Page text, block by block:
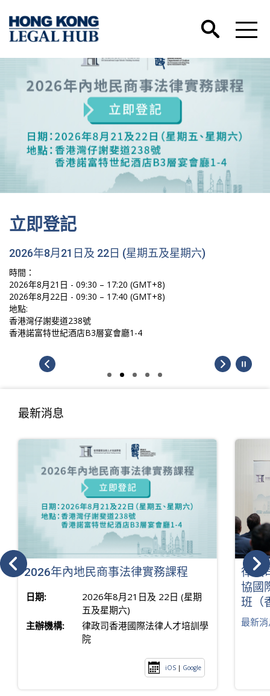
立即登記
2026年8月21日及 22日 (星期五及星期六)
時間：
2026年8月21日 - 09:30 – 17:20 (GMT+8)
2026年8月22日 - 09:30 – 17:40 (GMT+8)
地點:
香港灣仔謝斐道238號
香港諾富特世紀酒店B3層宴會廳1-4
最新消息
2026年內地民商事法律實務課程
日期:
2026年8月21日及 22日 (星期
五及星期六)
主辦機構:
律政司香港國際法律人才培訓學
院
iOS | Google
律政
協國
班（
最新